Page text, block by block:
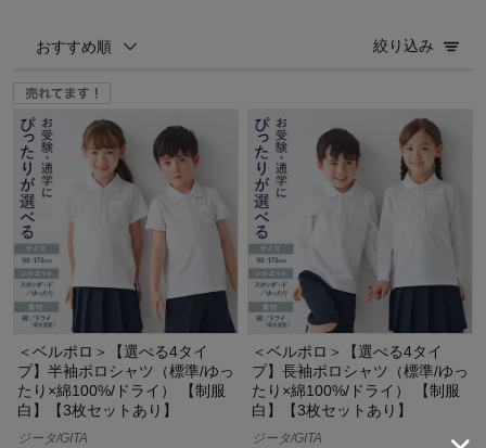
おすすめ順 絞り込み
＜ベルポロ＞【選べる4タイ
プ】半袖ポロシャツ（標準/ゆっ
たり×綿100%/ドライ） 【制服
白】【3枚セットあり】
ジータ/GITA
＜ベルポロ＞【選べる4タイ
プ】長袖ポロシャツ（標準/ゆっ
たり×綿100%/ドライ） 【制服
白】【3枚セットあり】
ジータ/GITA